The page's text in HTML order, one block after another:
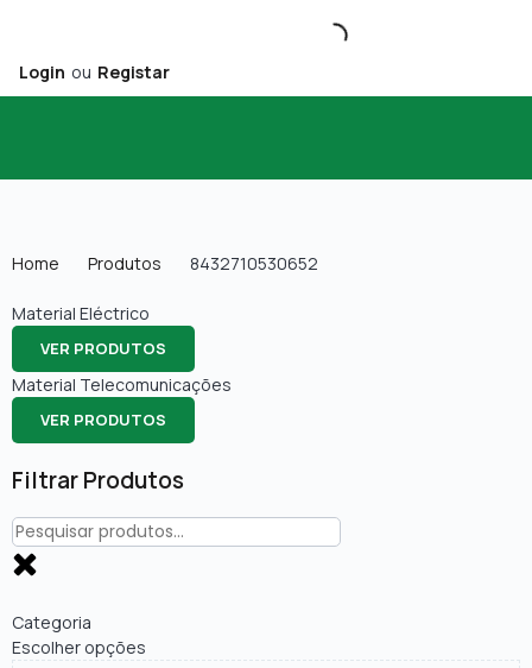
Login ou Registar
Home Produtos 8432710530652
Filtrar Produtos
Categoria
Escolher opções
Material Eléctrico
VER PRODUTOS
Material Telecomunicações
VER PRODUTOS